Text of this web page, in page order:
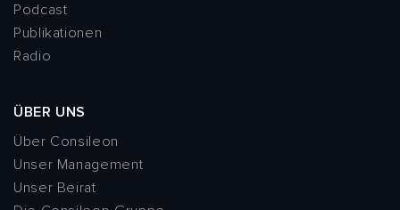
Podcast
Publikationen
Radio
ÜBER UNS
Über Consileon
Unser Management
Unser Beirat